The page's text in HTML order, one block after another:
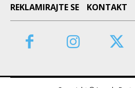
REKLAMIRAJTE SE
KONTAKT